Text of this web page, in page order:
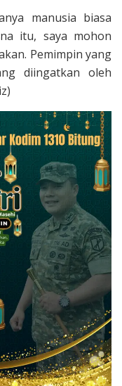
manusia biasa
itu, saya mohon
Pemimpin yang
diingatkan oleh